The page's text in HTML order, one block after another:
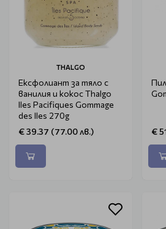
THALGO
Ексфолиант за тяло с
ванилия и кокос Thalgo
Iles Pacifiques Gommage
des Iles 270g
€ 39.37 (77.00 лв.)
€